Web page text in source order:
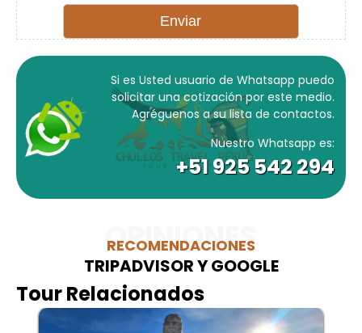
Si es Usted usuario de Whatsapp puedo
solicitar una cotización por este medio.
Agréguenos a su lista de contactos.
Nuestro Whatsapp es:
+51 925 542 294
OPINIONES
RECOMENDACIONES
TRIPADVISOR Y GOOGLE
Tour Relacionados